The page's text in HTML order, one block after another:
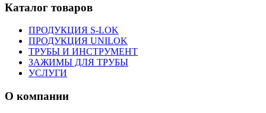
Каталог товаров
ПРОДУКЦИЯ S-LOK
ПРОДУКЦИЯ UNILOK
ТРУБЫ И ИНСТРУМЕНТ
ЗАЖИМЫ ДЛЯ ТРУБЫ
УСЛУГИ
О компании